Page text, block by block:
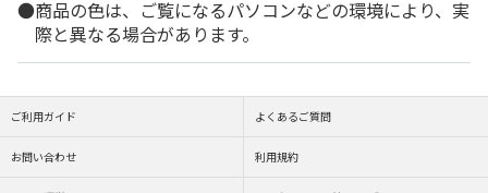
商品の色は、ご覧になるパソコンなどの環境により、実
際と異なる場合があります。
ご利用ガイド よくあるご質問
お問い合わせ 利用規約